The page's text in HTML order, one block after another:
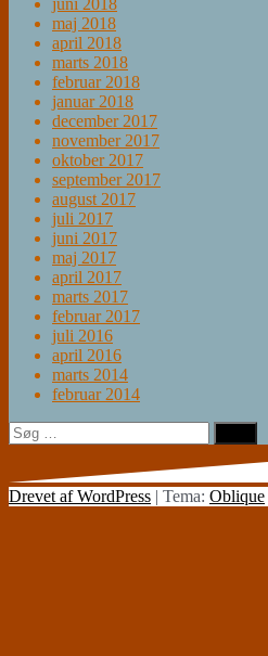
juni 2018
maj 2018
april 2018
marts 2018
februar 2018
januar 2018
december 2017
november 2017
oktober 2017
september 2017
august 2017
juli 2017
juni 2017
maj 2017
april 2017
marts 2017
februar 2017
juli 2016
april 2016
marts 2014
februar 2014
Søg
efter:
Drevet af WordPress | Tema: Oblique